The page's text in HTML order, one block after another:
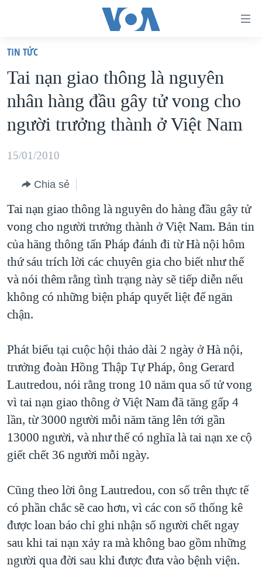
truy
cập
Tới
nội
dung
chính
hướng
chính
Đi
tới
"Tìm"
VIỆT NAM
HOA KỲ
BIỂN ĐÔNG
THẾ GIỚI
DIỄN ĐÀN
MỤC
TỰ DO BÁO CHÍ
VẠCH TRẦN TIN GIẢ
NGƯỜI VIỆT HẢI NGOẠI
ĐỜI SỐNG
KINH TẾ
SỨC KHOẺ
VĂN HOÁ
THỂ THAO
GIÁO DỤC
CHUYÊN ĐỀ
CHIẾN TRANH THƯƠNG MẠI CỦA MỸ: QUÁ KHỨ VÀ HIỆN
TẠI
HÀNH TRÌNH BẦU CỬ 2024
NGÀY TỊ NẠN THẾ GIỚI
TRỊNH VĨNH BÌNH - NGƯỜI HẠ 'BÊN THẮNG CUỘC'
GROUND ZERO – XƯA VÀ NAY
CHI PHÍ CHIẾN TRANH AFGHANISTAN
CÁC GIÁ TRỊ CỘNG HÒA Ở VIỆT NAM
THƯỢNG ĐỈNH TRUMP-KIM TẠI VIỆT NAM
NGƯ DÂN VIỆT VÀ LÀN SÓNG TRỘM HẢI SÂM
BÊN KIA QUỐC LỘ: TIẾNG VỌNG TỪ NÔNG THÔN MỸ
QUAN HỆ VIỆT MỸ
HỌC TIẾNG ANH
VIDEO
NGHE
Ngôn ngữ khác
TIN TỨC
Tai nạn giao thông là nguyên
nhân hàng đầu gây tử vong cho
người trưởng thành ở Việt Nam
15/01/2010
Chia sẻ
Tai nạn giao thông là nguyên do hàng đầu gây tử
vong cho người trưởng thành ở Việt Nam. Bản tin
của hãng thông tấn Pháp đánh đi từ Hà nội hôm
thứ sáu trích lời các chuyên gia cho biết như thế
và nói thêm rằng tình trạng này sẽ tiếp diễn nếu
không có những biện pháp quyết liệt để ngăn
chận.
Phát biểu tại cuộc hội thảo dài 2 ngày ở Hà nội,
trưởng đoàn Hồng Thập Tự Pháp, ông Gerard
Lautredou, nói rằng trong 10 năm qua số tử vong
vì tai nạn giao thông ở Việt Nam đã tăng gấp 4
lần, từ 3000 người mỗi năm tăng lên tới gần
13000 người, và như thế có nghĩa là tai nạn xe cộ
giết chết 36 người mỗi ngày.
Cũng theo lời ông Lautredou, con số trên thực tế
có phần chắc sẽ cao hơn, vì các con số thống kê
được loan báo chỉ ghi nhận số người chết ngay
sau khi tai nạn xảy ra mà không bao gồm những
người qua đời sau khi được đưa vào bệnh viện.